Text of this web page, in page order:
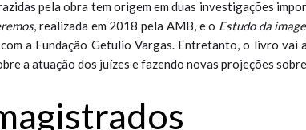
pela obra tem origem em duas investigações
, realizada em 2018 pela AMB, e o Estudo da
a Fundação Getulio Vargas. Entretanto, o livro vai
a atuação dos juízes e fazendo novas projeções